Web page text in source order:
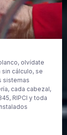
olvídate
cálculo, se
sistemas
cada cabezal,
RIPCI y toda